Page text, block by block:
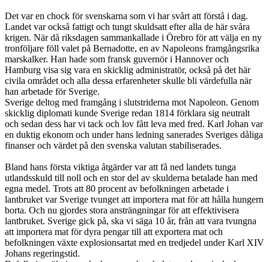
Det var en chock för svenskarna som vi har svårt att förstå i dag.
Landet var också fattigt och tungt skuldsatt efter alla de här svåra
krigen. När då riksdagen sammankallade i Örebro för att välja en ny
tronföljare föll valet på Bernadotte, en av Napoleons framgångsrika
marskalker. Han hade som fransk guvernör i Hannover och
Hamburg visa sig vara en skicklig administratör, också på det här
civila området och alla dessa erfarenheter skulle bli värdefulla när
han arbetade för Sverige.
Sverige deltog med framgång i slutstriderna mot Napoleon. Genom
skicklig diplomati kunde Sverige redan 1814 förklara sig neutralt
och sedan dess har vi tack och lov fått leva med fred. Karl Johan var
en duktig ekonom och under hans ledning sanerades Sveriges dåliga
finanser och värdet på den svenska valutan stabiliserades.
Bland hans första viktiga åtgärder var att få ned landets tunga
utlandsskuld till noll och en stor del av skulderna betalade han med
egna medel. Trots att 80 procent av befolkningen arbetade i
lantbruket var Sverige tvunget att importera mat för att hålla hungern
borta. Och nu gjordes stora ansträngningar för att effektivisera
lantbruket. Sverige gick på, ska vi säga 10 år, från att vara tvungna
att importera mat för dyra pengar till att exportera mat och
befolkningen växte explosionsartat med en tredjedel under Karl XIV
Johans regeringstid.